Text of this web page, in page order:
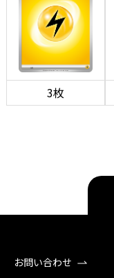
3枚
お問い合わせ